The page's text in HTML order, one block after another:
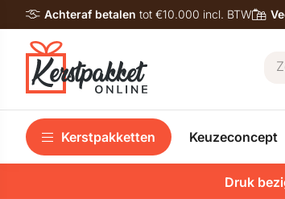
Achteraf betalen tot €10.000 incl. BTW
Kerstpakketten Keuzeconcept
Druk